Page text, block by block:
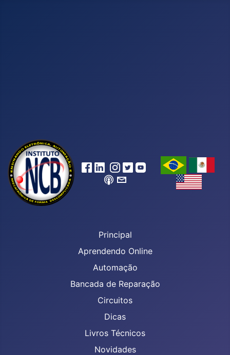
Principal
Aprendendo Online
Automação
Bancada de Reparação
Circuitos
Dicas
Livros Técnicos
Novidades